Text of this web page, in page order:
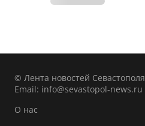
© Лента новостей Севастополя
Email: info@sevastopol-news.ru
О нас